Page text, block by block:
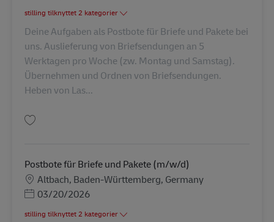
stilling tilknyttet 2 kategorier
Deine Aufgaben als Postbote für Briefe und Pakete bei
uns. Auslieferung von Briefsendungen an 5
Werktagen pro Woche (zw. Montag und Samstag).
Übernehmen und Ordnen von Briefsendungen.
Heben von Las...
Postbote für Briefe und Pakete (m/w/d)
Lokation
Altbach, Baden-Württemberg, Germany
Posted Date
03/20/2026
stilling tilknyttet 2 kategorier